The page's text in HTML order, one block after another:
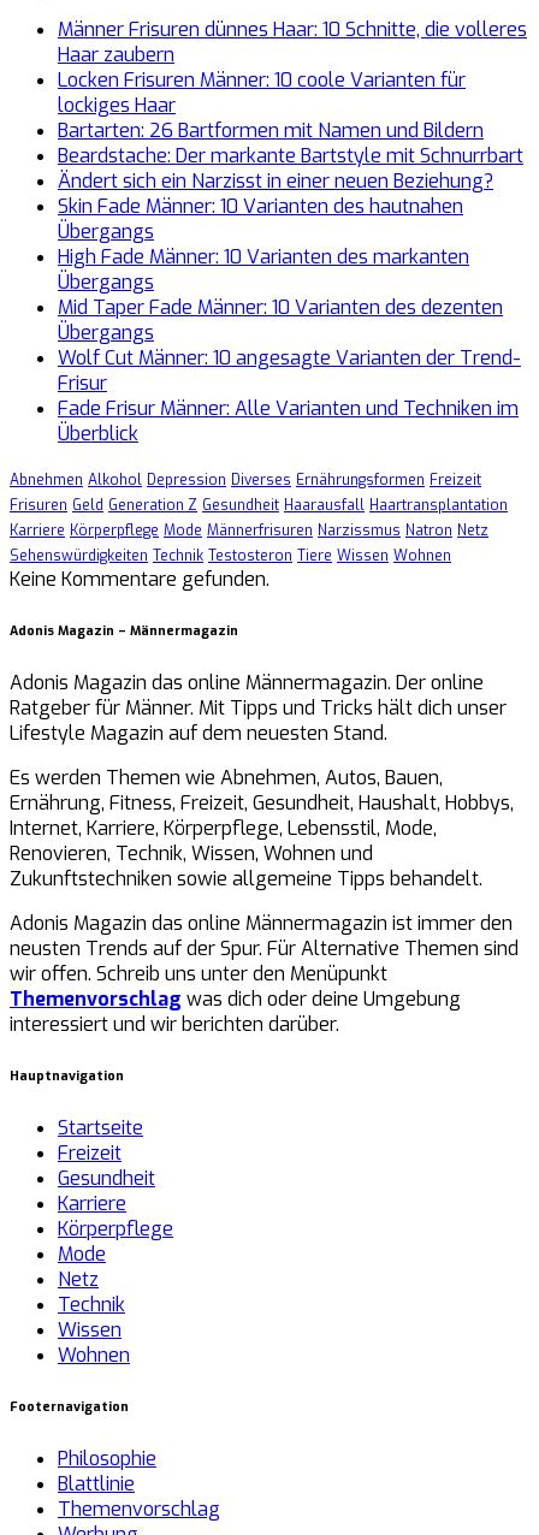
Männer Frisuren dünnes Haar: 10 Schnitte, die volleres
Haar zaubern
Locken Frisuren Männer: 10 coole Varianten für
lockiges Haar
Bartarten: 26 Bartformen mit Namen und Bildern
Beardstache: Der markante Bartstyle mit Schnurrbart
Ändert sich ein Narzisst in einer neuen Beziehung?
Skin Fade Männer: 10 Varianten des hautnahen
Übergangs
High Fade Männer: 10 Varianten des markanten
Übergangs
Mid Taper Fade Männer: 10 Varianten des dezenten
Übergangs
Wolf Cut Männer: 10 angesagte Varianten der Trend-
Frisur
Fade Frisur Männer: Alle Varianten und Techniken im
Überblick
Abnehmen Alkohol Depression Diverses Ernährungsformen Freizeit
Frisuren Geld Generation Z Gesundheit Haarausfall Haartransplantation
Karriere Körperpflege Mode Männerfrisuren Narzissmus Natron Netz
Sehenswürdigkeiten Technik Testosteron Tiere Wissen Wohnen
Keine Kommentare gefunden.
Adonis Magazin – Männermagazin
Adonis Magazin das online Männermagazin. Der online
Ratgeber für Männer. Mit Tipps und Tricks hält dich unser
Lifestyle Magazin auf dem neuesten Stand.
Es werden Themen wie Abnehmen, Autos, Bauen,
Ernährung, Fitness, Freizeit, Gesundheit, Haushalt, Hobbys,
Internet, Karriere, Körperpflege, Lebensstil, Mode,
Renovieren, Technik, Wissen, Wohnen und
Zukunftstechniken sowie allgemeine Tipps behandelt.
Adonis Magazin das online Männermagazin ist immer den
neusten Trends auf der Spur. Für Alternative Themen sind
wir offen. Schreib uns unter den Menüpunkt
Themenvorschlag was dich oder deine Umgebung
interessiert und wir berichten darüber.
Hauptnavigation
Startseite
Freizeit
Gesundheit
Karriere
Körperpflege
Mode
Netz
Technik
Wissen
Wohnen
Footernavigation
Philosophie
Blattlinie
Themenvorschlag